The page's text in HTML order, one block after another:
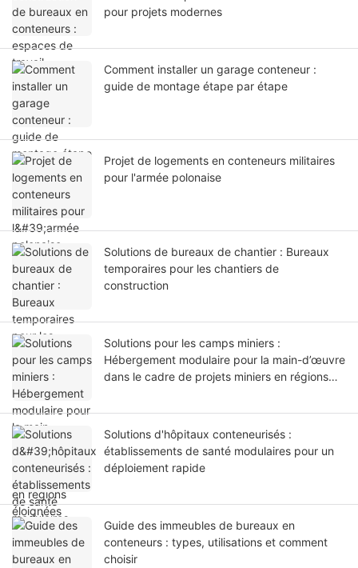
pour projets modernes
Comment installer un garage conteneur :
guide de montage étape par étape
Projet de logements en conteneurs militaires
pour l'armée polonaise
Solutions de bureaux de chantier : Bureaux
temporaires pour les chantiers de
construction
Solutions pour les camps miniers :
Hébergement modulaire pour la main-d’œuvre
dans le cadre de projets miniers en régions
Solutions d'hôpitaux conteneurisés :
établissements de santé modulaires pour un
déploiement rapide
Guide des immeubles de bureaux en
conteneurs : types, utilisations et comment
choisir